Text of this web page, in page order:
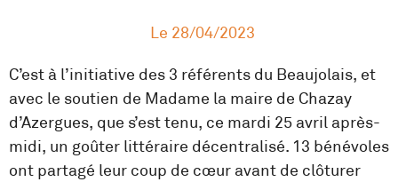
Le 28/04/2023
C’est à l’initiative des 3 référents du Beaujolais, et
avec le soutien de Madame la maire de Chazay
d’Azergues, que s’est tenu, ce mardi 25 avril après-
midi, un goûter littéraire décentralisé. 13 bénévoles
ont partagé leur coup de cœur avant de clôturer